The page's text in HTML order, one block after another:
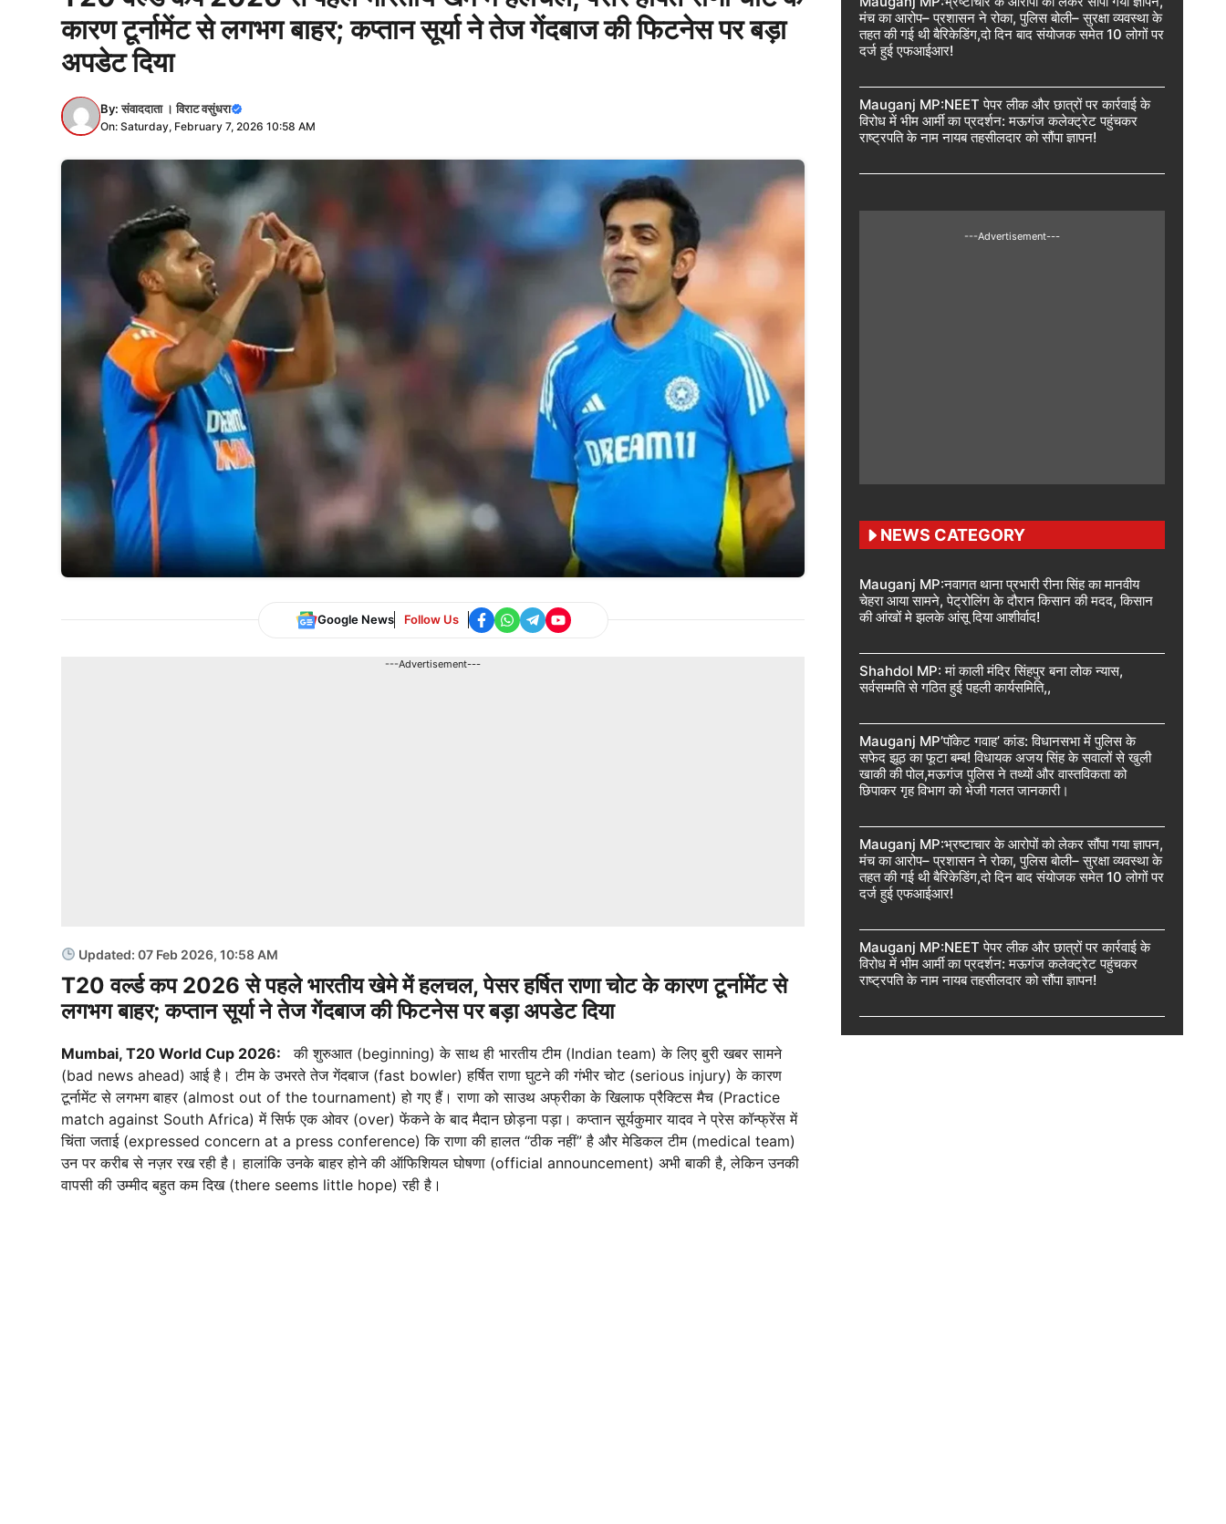
कारण टूर्नामेंट से लगभग बाहर; कप्तान सूर्या ने तेज गेंदबाज की फिटनेस पर बड़ा
अपडेट दिया
By:संवाददाता । विराट वसुंधरा
On: Saturday, February 7, 2026 10:58 AM
Google News Follow Us
---Advertisement---
Updated: 07 Feb 2026, 10:58 AM
T20 वर्ल्ड कप 2026 से पहले भारतीय खेमे में हलचल, पेसर हर्षित राणा चोट के कारण टूर्नामेंट से
लगभग बाहर; कप्तान सूर्या ने तेज गेंदबाज की फिटनेस पर बड़ा अपडेट दिया
Mumbai, T20 World Cup 2026:
की शुरुआत (beginning) के साथ ही भारतीय टीम (Indian team) के लिए बुरी खबर सामने
(bad news ahead) आई है। टीम के उभरते तेज गेंदबाज (fast bowler) हर्षित राणा घुटने की गंभीर चोट (serious injury) के कारण
टूर्नामेंट से लगभग बाहर (almost out of the tournament) हो गए हैं। राणा को साउथ अफ्रीका के खिलाफ प्रैक्टिस मैच (Practice
match against South Africa) में सिर्फ एक ओवर (over) फेंकने के बाद मैदान छोड़ना पड़ा। कप्तान सूर्यकुमार यादव ने प्रेस कॉन्फ्रेंस में
चिंता जताई (expressed concern at a press conference) कि राणा की हालत “ठीक नहीं” है और मेडिकल टीम (medical team)
उन पर करीब से नज़र रख रही है। हालांकि उनके बाहर होने की ऑफिशियल घोषणा (official announcement) अभी बाकी है, लेकिन उनकी
वापसी की उम्मीद बहुत कम दिख (there seems little hope) रही है।
मंच का आरोप– प्रशासन ने रोका, पुलिस बोली– सुरक्षा व्यवस्था के
तहत की गई थी बैरिकेडिंग,दो दिन बाद संयोजक समेत 10 लोगों पर
दर्ज हुई एफआईआर!
Mauganj MP:NEET पेपर लीक और छात्रों पर कार्रवाई के
विरोध में भीम आर्मी का प्रदर्शन: मऊगंज कलेक्ट्रेट पहुंचकर
राष्ट्रपति के नाम नायब तहसीलदार को सौंपा ज्ञापन!
---Advertisement---
NEWS CATEGORY
Mauganj MP:नवागत थाना प्रभारी रीना सिंह का मानवीय
चेहरा आया सामने, पेट्रोलिंग के दौरान किसान की मदद, किसान
की आंखों मे झलके आंसू दिया आशीर्वाद!
Shahdol MP: मां काली मंदिर सिंहपुर बना लोक न्यास,
सर्वसम्मति से गठित हुई पहली कार्यसमिति,,
Mauganj MP’पॉकेट गवाह’ कांड: विधानसभा में पुलिस के
सफेद झूठ का फूटा बम्ब! विधायक अजय सिंह के सवालों से खुली
खाकी की पोल,मऊगंज पुलिस ने तथ्यों और वास्तविकता को
छिपाकर गृह विभाग को भेजी गलत जानकारी।
Mauganj MP:भ्रष्टाचार के आरोपों को लेकर सौंपा गया ज्ञापन,
मंच का आरोप– प्रशासन ने रोका, पुलिस बोली– सुरक्षा व्यवस्था के
तहत की गई थी बैरिकेडिंग,दो दिन बाद संयोजक समेत 10 लोगों पर
दर्ज हुई एफआईआर!
Mauganj MP:NEET पेपर लीक और छात्रों पर कार्रवाई के
विरोध में भीम आर्मी का प्रदर्शन: मऊगंज कलेक्ट्रेट पहुंचकर
राष्ट्रपति के नाम नायब तहसीलदार को सौंपा ज्ञापन!